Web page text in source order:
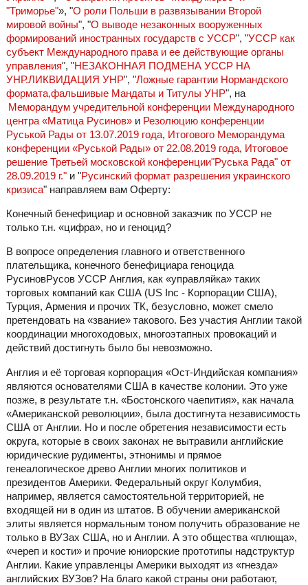
"Триморье"», "О роли Польши в развязывании Второй
мировой войны", "О выводе незаконных вооруженных
формирований иностранных государств с УССР", "УССР как
субъект Международного права и ее действующие органы
управления", "НЕЗАКОННАЯ ПОДМЕНА УССР НА
УНР.ЛИКВИДАЦИЯ УНР", "Ложные гарантии Нормандского
формата,фальшивые Мандаты и Титулы УНР", на
Меморандум учредительной конференции Международного
центра «Матица Русинов»и Резолюцию конференции
Руськой Рады от 13.07.2019 года, Итогового Меморандума
конференции «Руськой Рады» от 22.08.2019 года, Итоговое
решение Третьей московской конференции"Руська Рада" от
28.09.2019 г."и "Русинский формат разрешения украинского
кризиса" направляем вам Оферту:
Конечный бенефициар и основной заказчик по УССР не
только т.н. «цифра», но и геноцид?
В вопросе определения главного и ответственного
плательщика, конечного бенефициара геноцида
РусиновРусов УССР Англия, как «управляйка» таких
торговых компаний как США (US Inc - Корпорации США),
Турция, Армения и прочих ТК, безусловно, может смело
претендовать на «звание» такового. Без участия Англии такой
координации многоходовых, многоэтапных провокаций и
действий достигнуть было бы невозможно.
Англия и её торговая корпорация «Ост-Индийская компания»
являются основателями США в качестве колонии. Это уже
позже, в результате т.н. «Бостонского чаепития», как начала
«Американской революции», была достигнута независимость
США от Англии. Но и после обретения независимости есть
округа, которые в своих законах не вытравили английские
юридические рудименты, этнонимы и прямое
генеалогическое древо Англии многих политиков и
президентов Америки. Федеральный округ Колумбия,
например, является самостоятельной территорией, не
входящей ни в один из штатов. В обучении американской
элиты является нормальным тоном получить образование не
только в ВУЗах США, но и Англии. А это общества «плюща»,
«череп и кости» и прочие юниорские прототипы надструктур
Англии. Какие управленцы Америки выходят из «гнезда»
английских ВУЗов? На благо какой страны они работают,